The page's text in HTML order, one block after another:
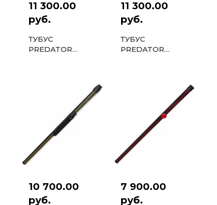
11 300.00
руб.
ТУБУС
PREDATOR
11 300.00
руб.
ТУБУС
PREDATOR
10 700.00
руб.
7 900.00
руб.